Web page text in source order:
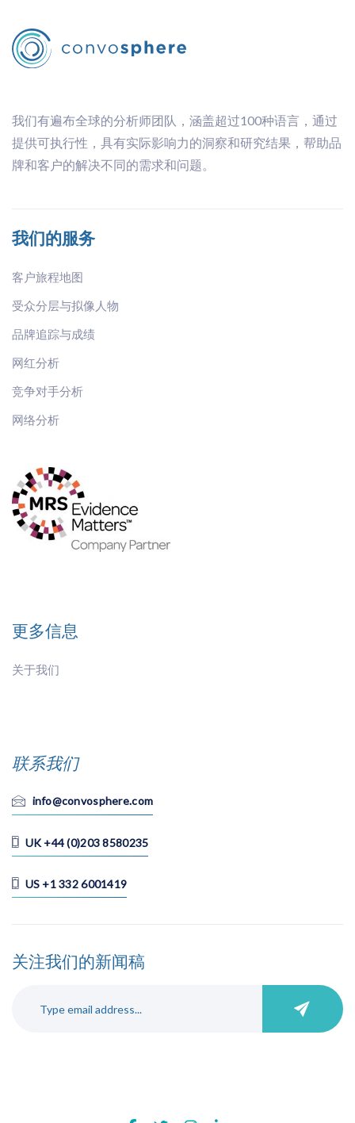
我们有遍布全球的分析师团队，涵盖超过100种语言，通过
提供可执行性，具有实际影响力的洞察和研究结果，帮助品
牌和客户的解决不同的需求和问题。
我们的服务
客户旅程地图
受众分层与拟像人物
品牌追踪与成绩
网红分析
竞争对手分析
网络分析
更多信息
关于我们
联系我们
info@convosphere.com
UK +44 (0)203 8580235
US +1 332 6001419
关注我们的新闻稿